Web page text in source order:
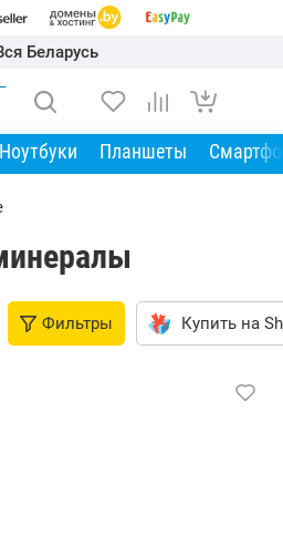
Беларусь
Ноутбуки Планшеты
Фильтры Купить на